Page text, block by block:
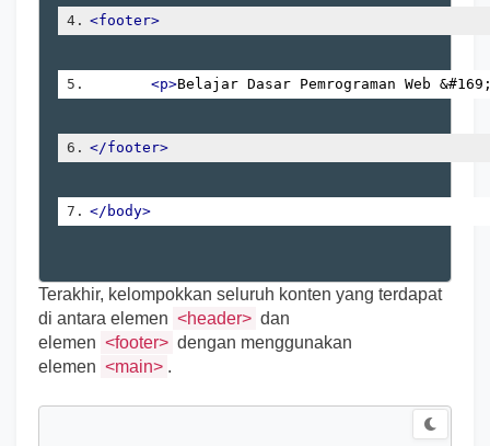
<footer>
<p>Belajar Dasar Pemrograman Web
</footer>
</body>
Terakhir, kelompokkan seluruh konten yang terdapat
di antara elemen <header> dan
elemen <footer> dengan menggunakan
elemen <main> .